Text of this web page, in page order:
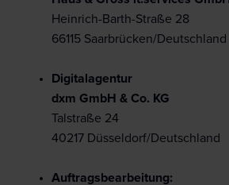
Heinrich-Barth-Straße 28
66115 Saarbrücken/Deutschland
Digitalagentur
dxm GmbH & Co. KG
Talstraße 24
40217 Düsseldorf/Deutschland
Auftragsbearbeitung: